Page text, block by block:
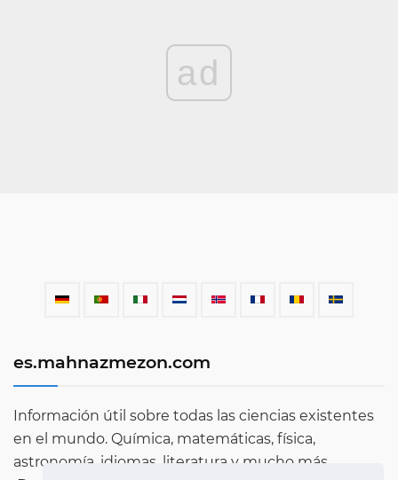
ad
es.mahnazmezon.com
Información útil sobre todas las ciencias existentes
en el mundo. Química, matemáticas, física,
astronomía, idiomas, literatura y mucho más.